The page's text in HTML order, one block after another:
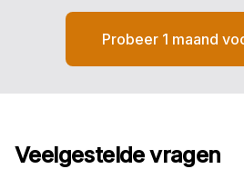
Probeer 1 maand
Veelgestelde vragen